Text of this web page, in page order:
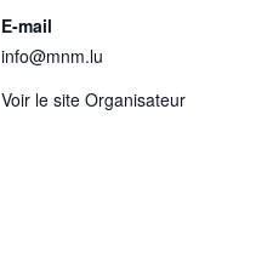
E-mail
info@mnm.lu
Voir le site Organisateur